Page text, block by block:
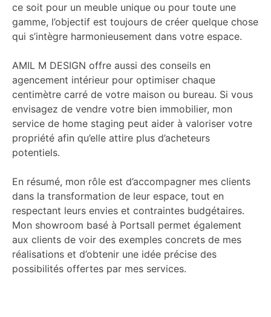
ce soit pour un meuble unique ou pour toute une
gamme, l’objectif est toujours de créer quelque chose
qui s’intègre harmonieusement dans votre espace.
AMIL M DESIGN offre aussi des conseils en
agencement intérieur pour optimiser chaque
centimètre carré de votre maison ou bureau. Si vous
envisagez de vendre votre bien immobilier, mon
service de home staging peut aider à valoriser votre
propriété afin qu’elle attire plus d’acheteurs
potentiels.
En résumé, mon rôle est d’accompagner mes clients
dans la transformation de leur espace, tout en
respectant leurs envies et contraintes budgétaires.
Mon showroom basé à Portsall permet également
aux clients de voir des exemples concrets de mes
réalisations et d’obtenir une idée précise des
possibilités offertes par mes services.